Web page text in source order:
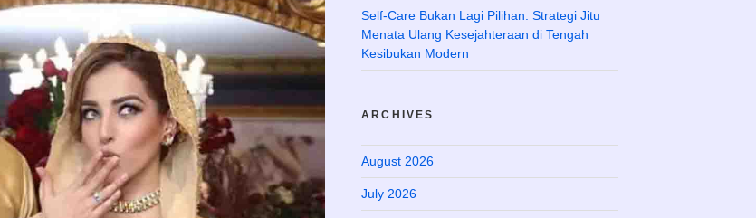
Self-Care Bukan Lagi Pilihan: Strategi Jitu
Menata Ulang Kesejahteraan di Tengah
Kesibukan Modern
ARCHIVES
August 2026
July 2026